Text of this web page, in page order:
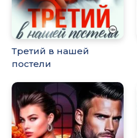
Третий в нашей
постели